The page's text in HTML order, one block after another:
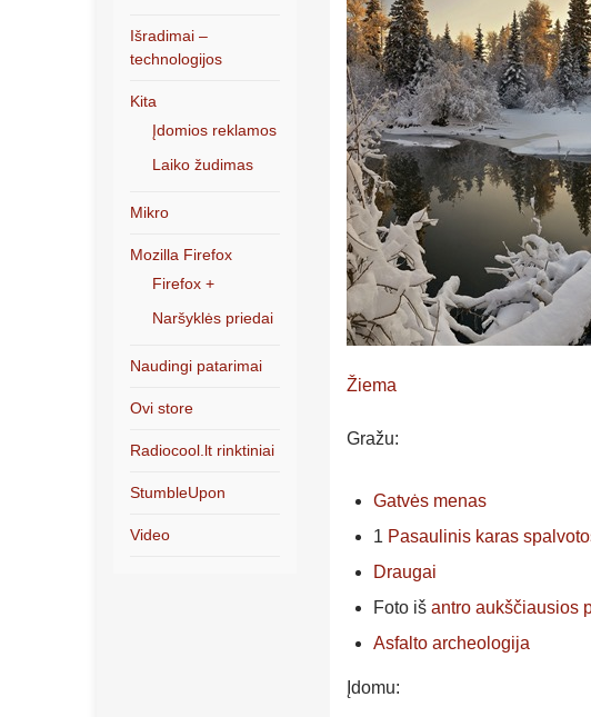
Žiema
Gražu:
Gatvės menas
1 Pasaulinis karas
Draugai
Foto iš antro aukščiausios
Asfalto archeologija
Įdomu:
Išradimai –
technologijos
Kita
Įdomios reklamos
Laiko žudimas
Mikro
Mozilla Firefox
Firefox +
Naršyklės priedai
Naudingi patarimai
Ovi store
Radiocool.lt rinktiniai
StumbleUpon
Video